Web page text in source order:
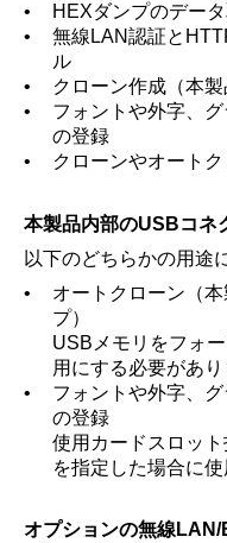
•
HEXダンプのデー
•
無線LAN認証と
ル
•
クローン作成（本
•
フォントや外字、
の登録
•
クローンやオート
本製品内部のUSBコネ
以下のどちらかの用途
•
オートクローン（
プ）
USBメモリをフォ
用にする必要があり
•
フォントや外字、
の登録
使用カードスロッ
を指定した場合に使
オプションの無線